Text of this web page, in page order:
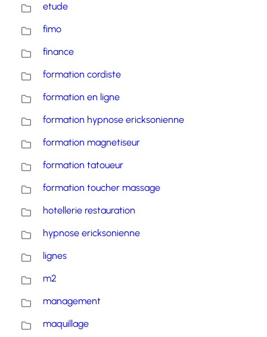
etude
fimo
finance
formation cordiste
formation en ligne
formation hypnose ericksonienne
formation magnetiseur
formation tatoueur
formation toucher massage
hotellerie restauration
hypnose ericksonienne
lignes
m2
management
maquillage